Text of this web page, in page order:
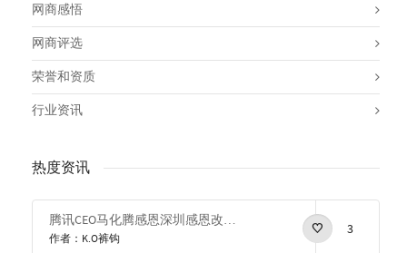
网商感悟
网商评选
荣誉和资质
行业资讯
热度资讯
腾讯CEO马化腾感恩深圳感恩改革开放
作者：K.O裤钩
3